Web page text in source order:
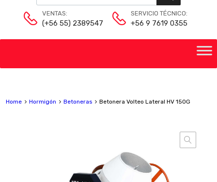
VENTAS:
(+56 55) 2389547
SERVICIO TÉCNICO:
+56 9 7619 0355
Home Hormigón Betoneras Betonera Volteo Lateral HV 150G